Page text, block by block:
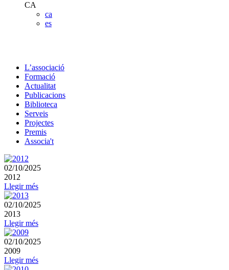
CA
ca
es
L’associació
Formació
Actualitat
Publicacions
Biblioteca
Serveis
Projectes
Premis
Associa't
02/10/2025
2012
Llegir més
02/10/2025
2013
Llegir més
02/10/2025
2009
Llegir més